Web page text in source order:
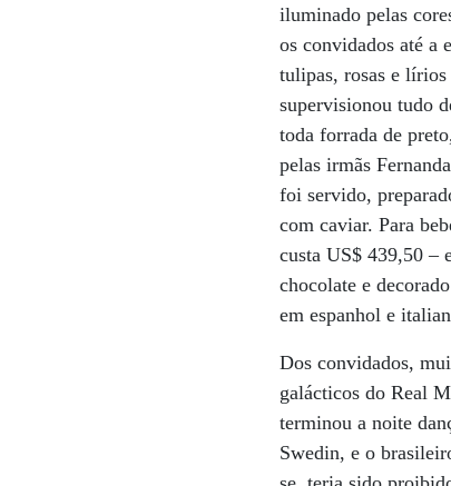
iluminado pelas
os convidados até a
tulipas, rosas e
supervisionou tudo
toda forrada de
pelas irmãs
foi servido,
com caviar. Para
custa US$ 439,50 –
chocolate e
em espanhol e
Dos convidados,
galácticos do Real
terminou a noite
Swedin, e o